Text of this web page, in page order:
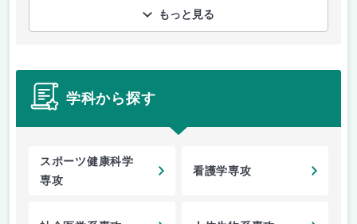
もっと見る
学科から探す
スポーツ健康科学
専攻
看護学専攻